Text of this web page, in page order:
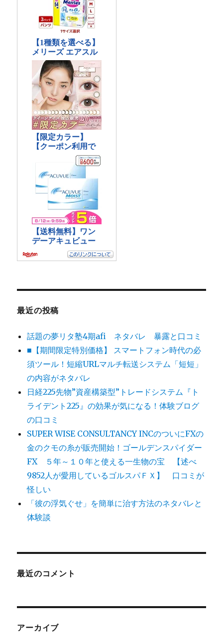
最近の投稿
話題の夢リタ塾4期afi ネタバレ 暴露と口コミ
■【期間限定特別価格】 スマートフォン時代の必
須ツール！短縮URLマルチ転送システム「短短」
の内容がネタバレ
日経225先物”資産構築型”トレードシステム『ト
ライデント225』の効果が気になる！体験ブログ
の口コミ
SUPER WISE CONSULTANCY INCのついにFXの
金のクモの糸が販売開始！ゴールデンスパイダー
FX ５年～１０年と使える一生物の宝 【述べ
9852人が愛用しているゴルスパＦＸ】 口コミが
怪しい
「彼の浮気ぐせ」を簡単に治す方法のネタバレと
体験談
最近のコメント
アーカイブ